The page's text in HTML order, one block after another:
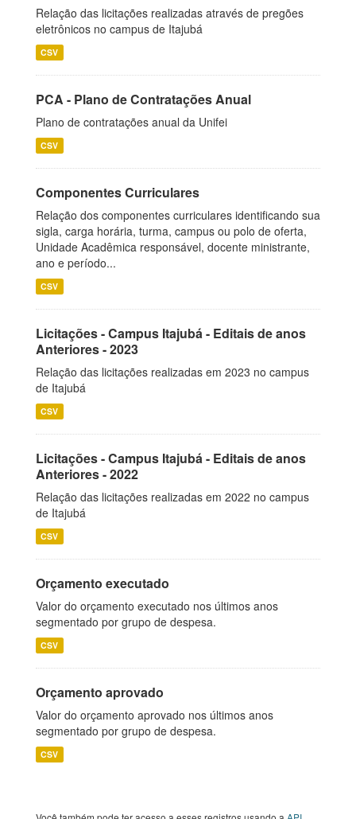
Relação das licitações realizadas através de pregões
eletrônicos no campus de Itajubá
CSV
PCA - Plano de Contratações Anual
Plano de contratações anual da Unifei
CSV
Componentes Curriculares
Relação dos componentes curriculares identificando sua
sigla, carga horária, turma, campus ou polo de oferta,
Unidade Acadêmica responsável, docente ministrante,
ano e período...
CSV
Licitações - Campus Itajubá - Editais de anos
Anteriores - 2023
Relação das licitações realizadas em 2023 no campus
de Itajubá
CSV
Licitações - Campus Itajubá - Editais de anos
Anteriores - 2022
Relação das licitações realizadas em 2022 no campus
de Itajubá
CSV
Orçamento executado
Valor do orçamento executado nos últimos anos
segmentado por grupo de despesa.
CSV
Orçamento aprovado
Valor do orçamento aprovado nos últimos anos
segmentado por grupo de despesa.
CSV